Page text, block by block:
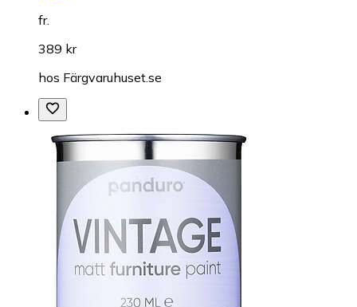
fr.
389 kr
hos Färgvaruhuset.se